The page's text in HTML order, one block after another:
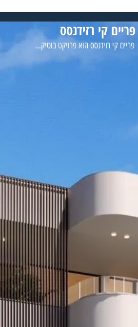
פריים קי רזידנסס
פריים קי רזידנסס הוא פרויקט בוטיק...